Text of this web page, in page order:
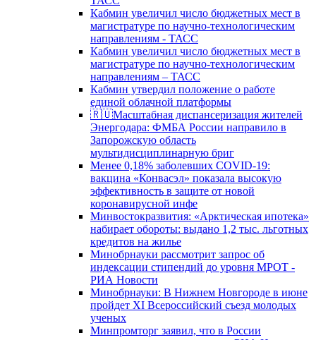
Кабмин увеличил число бюджетных мест в
магистратуре по научно-технологическим
направлениям - ТАСС
Кабмин увеличил число бюджетных мест в
магистратуре по научно-технологическим
направлениям – ТАСС
Кабмин утвердил положение о работе
единой облачной платформы
🇷🇺Масштабная диспансеризация жителей
Энергодара: ФМБА России направило в
Запорожскую область
мультидисциплинарную бриг
Менее 0,18% заболевших COVID-19:
вакцина «Конвасэл» показала высокую
эффективность в защите от новой
коронавирусной инфе
Минвостокразвития: «Арктическая ипотека»
набирает обороты: выдано 1,2 тыс. льготных
кредитов на жилье
Минобрнауки рассмотрит запрос об
индексации стипендий до уровня МРОТ -
РИА Новости
Минобрнауки: В Нижнем Новгороде в июне
пройдет XI Всероссийский съезд молодых
ученых
Минпромторг заявил, что в России